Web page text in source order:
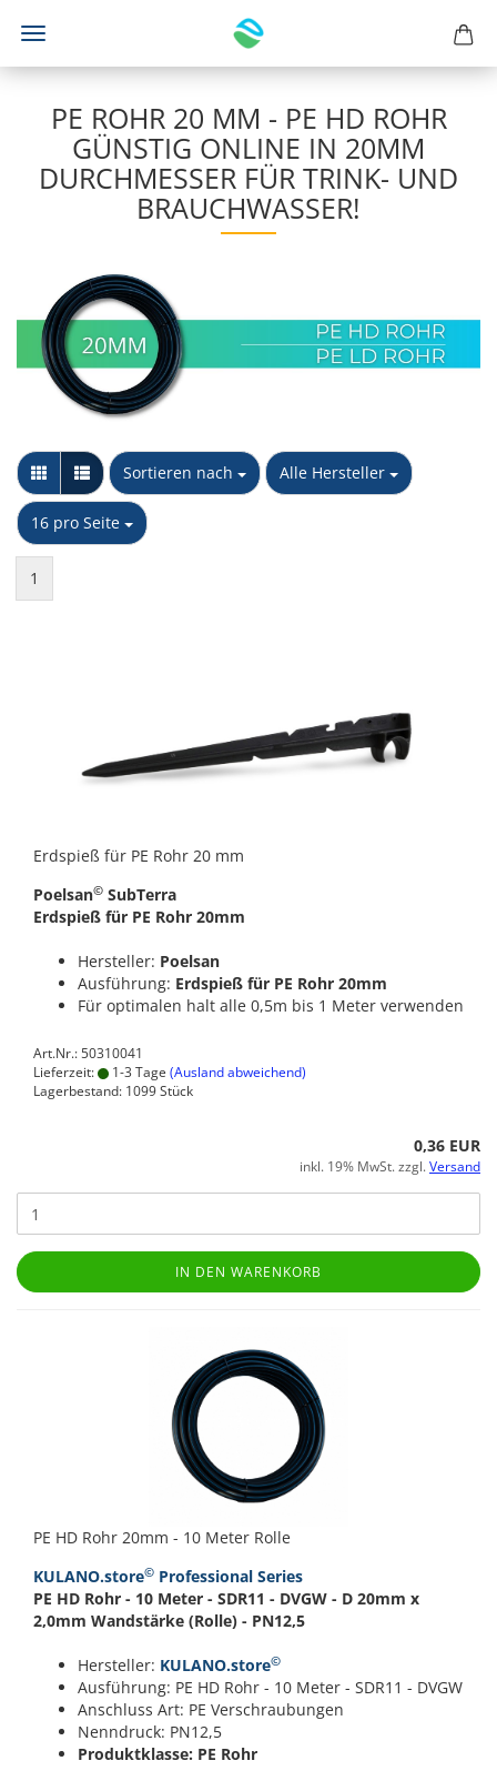
PE ROHR 20 MM - PE HD ROHR
GÜNSTIG ONLINE IN 20MM
DURCHMESSER FÜR TRINK- UND
BRAUCHWASSER!
Sortieren nach
Sortieren nach Alle Hersteller
pro Seite
16 pro Seite
pro Seite
1
Erdspieß für PE Rohr 20 mm
Poelsan© SubTerra
Erdspieß für PE Rohr 20mm
Hersteller: Poelsan
Ausführung: Erdspieß für PE Rohr 20mm
Für optimalen halt alle 0,5m bis 1 Meter verwenden
Art.Nr.: 50310041
Lieferzeit:
1-3 Tage (Ausland abweichend)
Lagerbestand: 1099 Stück
0,36 EUR
inkl. 19% MwSt. zzgl.Versand
IN DEN WARENKORB
PE HD Rohr 20mm - 10 Meter Rolle
KULANO.store© Professional Series
PE HD Rohr - 10 Meter - SDR11 - DVGW - D 20mm x
2,0mm Wandstärke (Rolle) - PN12,5
Hersteller: KULANO.store©
Ausführung: PE HD Rohr - 10 Meter - SDR11 - DVGW
Anschluss Art: PE Verschraubungen
Nenndruck: PN12,5
Produktklasse: PE Rohr